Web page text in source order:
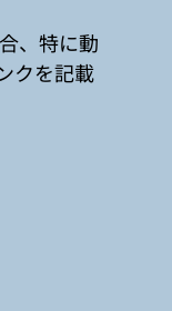
、特に動
クを記載